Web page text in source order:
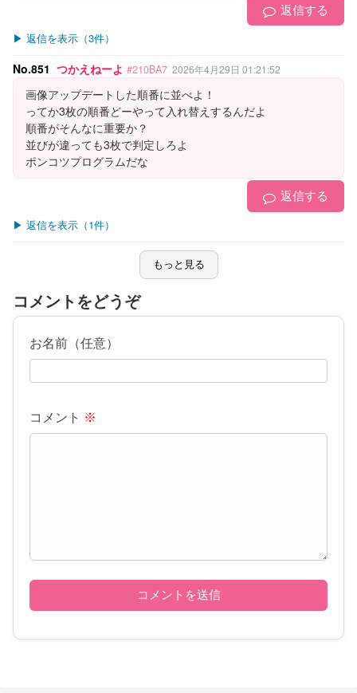
返信する
▶ 返信を表示（3件）
No.851 つかえねーよ #210BA7 2026年4月29日 01:21:52
画像アップデートした順番に並べよ！
ってか3枚の順番どーやって入れ替えするんだよ
順番がそんなに重要か？
並びが違っても3枚で判定しろよ
ポンコツプログラムだな
返信する
▶ 返信を表示（1件）
もっと見る
コメントをどうぞ
お名前（任意）
コメント ※